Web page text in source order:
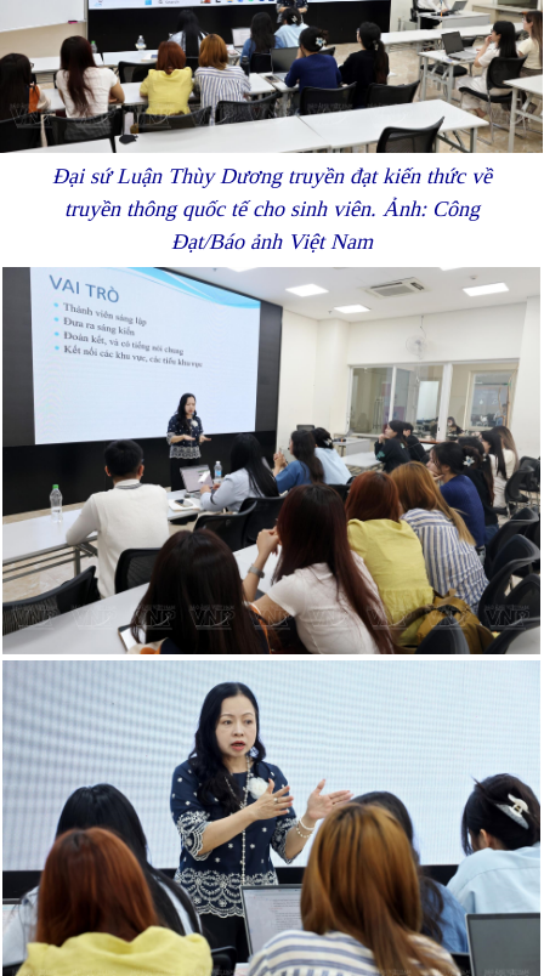
Đại sứ Luận Thùy Dương truyền đạt kiến thức về
truyền thông quốc tế cho sinh viên. Ảnh: Công
Đạt/Báo ảnh Việt Nam